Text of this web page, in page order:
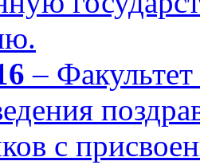
–
с